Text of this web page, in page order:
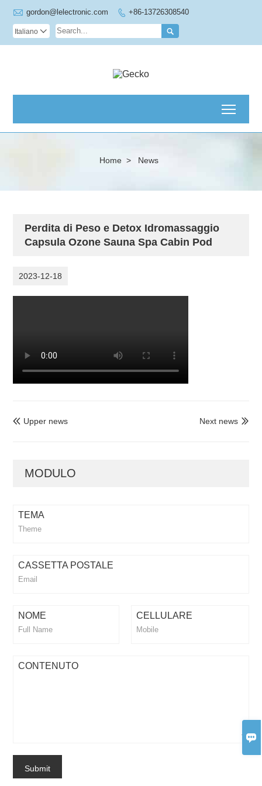
 gordon@lelectronic.com  +86-13726308540

Italiano 
Home > News
Perdita di Peso e Detox Idromassaggio
Capsula Ozone Sauna Spa Cabin Pod
2023-12-18
 Upper news 
Next news
MODULO
TEMA
CASSETTA POSTALE
NOME CELLULARE
CONTENUTO
Submit
